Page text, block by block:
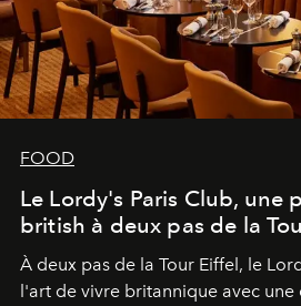
FOOD
Le Lordy's Paris Club, une
british à deux pas de la
À deux pas de la Tour Eiffel, le
l'art de vivre britannique avec une